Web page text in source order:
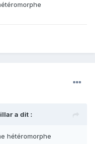
a dit :
hétéromorphe